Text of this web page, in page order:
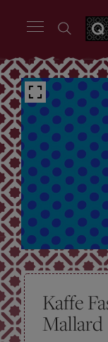
Kaffe
Mallard